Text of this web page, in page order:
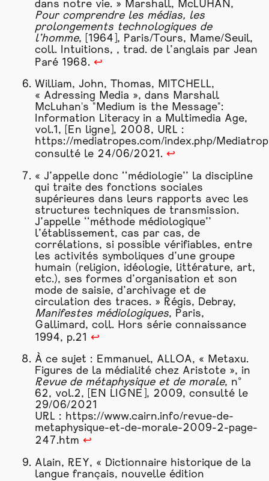
dans notre vie. » Marshall, McLUHAN,
Pour comprendre les médias, les
prolongements technologiques de
l’homme, [1964], Paris/Tours, Mame/Seuil,
coll. Intuitions, , trad. de l’anglais par Jean
Paré 1968. ↩
William, John, Thomas, MITCHELL,
« Adressing Media », dans Marshall
McLuhan's "Medium is the Message":
Information Literacy in a Multimedia Age,
vol.1, [En ligne], 2008, URL :
https://mediatropes.com/index.php/
consulté le 24/06/2021. ↩
« J’appelle donc ‘‘médiologie’’ la discipline
qui traite des fonctions sociales
supérieures dans leurs rapports avec les
structures techniques de transmission.
J’appelle ‘‘méthode médiologique’’
l’établissement, cas par cas, de
corrélations, si possible vérifiables, entre
les activités symboliques d’une groupe
humain (religion, idéologie, littérature, art,
etc.), ses formes d’organisation et son
modede saisie, d’archivage et de
circulation des traces. » Régis, Debray,
Manifestes médiologiques, Paris,
Gallimard, coll. Hors série connaissance
1994, p.21 ↩
À ce sujet : Emmanuel, ALLOA, « Metaxu.
Figures de la médialité chez Aristote », in
Revue de métaphysique et de morale, n°
62, vol.2, [EN LIGNE], 2009, consulté le
29/06/2021
URL : https://www.cairn.info/revue-de-
metaphysique-et-de-morale-2009-2-page-
247.htm ↩
Alain, REY, « Dictionnaire historique de la
langue français, nouvelle édition